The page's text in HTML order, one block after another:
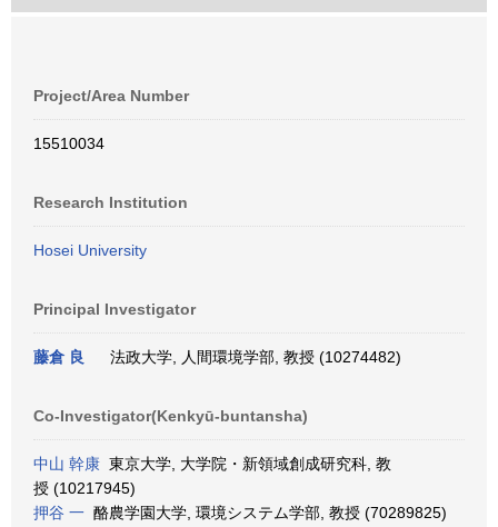
Project/Area Number
15510034
Research Institution
Hosei University
Principal Investigator
藤倉 良 法政大学, 人間環境学部, 教授 (10274482)
Co-Investigator(Kenkyū-buntansha)
中山 幹康 東京大学, 大学院・新領域創成研究科, 教
授 (10217945)
押谷 一 酪農学園大学, 環境システム学部, 教授 (70289825)